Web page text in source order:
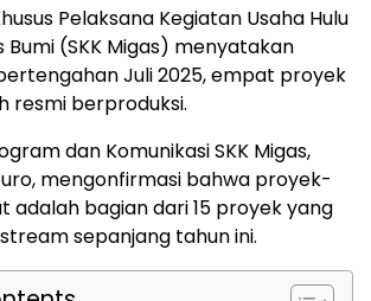
Pelaksana Kegiatan Usaha Hulu
Bumi (SKK Migas) menyatakan
Juli 2025, empat proyek
resmi berproduksi.
dan Komunikasi SKK Migas,
mengonfirmasi bahwa proyek-
adalah bagian dari 15 proyek yang
sepanjang tahun ini.